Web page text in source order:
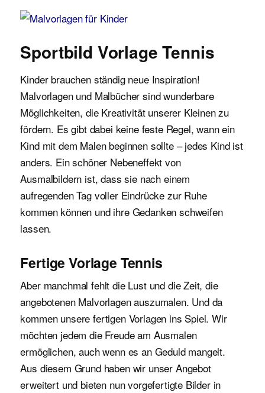
Malvorlagen für Kinder
Sportbild Vorlage Tennis
Kinder brauchen ständig neue Inspiration!
Malvorlagen und Malbücher sind wunderbare
Möglichkeiten, die Kreativität unserer Kleinen zu
fördern. Es gibt dabei keine feste Regel, wann ein
Kind mit dem Malen beginnen sollte – jedes Kind ist
anders. Ein schöner Nebeneffekt von
Ausmalbildern ist, dass sie nach einem
aufregenden Tag voller Eindrücke zur Ruhe
kommen können und ihre Gedanken schweifen
lassen.
Fertige Vorlage Tennis
Aber manchmal fehlt die Lust und die Zeit, die
angebotenen Malvorlagen auszumalen. Und da
kommen unsere fertigen Vorlagen ins Spiel. Wir
möchten jedem die Freude am Ausmalen
ermöglichen, auch wenn es an Geduld mangelt.
Aus diesem Grund haben wir unser Angebot
erweitert und bieten nun vorgefertigte Bilder in